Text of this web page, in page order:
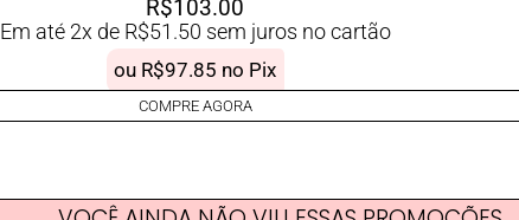
R$103.00
Em até 2x de R$51.50 sem juros no cartão
ou R$97.85 no Pix
COMPRE AGORA